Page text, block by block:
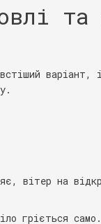
та
варіант,
вітер на
гріється